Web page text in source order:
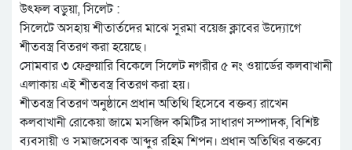
উৎফল বড়ুয়া, সিলেট :
সিলেটে অসহায় শীতার্তদের মাঝে সুরমা বয়েজ ক্লাবের উদ্যোগে
শীতবস্ত্র বিতরণ করা হয়েছে।
সোমবার ৩ ফেব্রুয়ারি বিকেলে সিলেট নগরীর ৫ নং ওয়ার্ডের কলবাখানী
এলাকায় এই শীতবস্ত্র বিতরণ করা হয়।
শীতবস্ত্র বিতরণ অনুষ্ঠানে প্রধান অতিথি হিসেবে বক্তব্য রাখেন
কলবাখানী রোকেয়া জামে মসজিদ কমিটির সাধারণ সম্পাদক, বিশিষ্ট
ব্যবসায়ী ও সমাজসেবক আব্দুর রহিম শিপন। প্রধান অতিথির বক্তব্যে